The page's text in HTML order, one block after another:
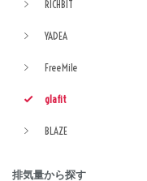
RICHBIT
YADEA
FreeMile
glafit
BLAZE
排気量から探す